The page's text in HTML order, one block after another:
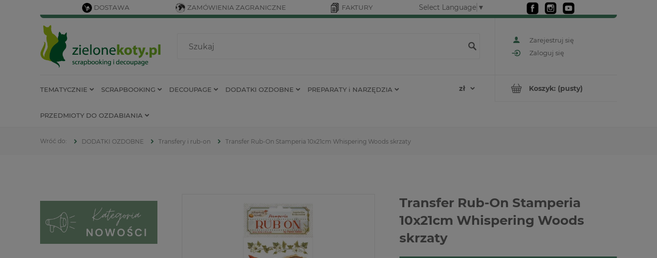
DOSTAWA ZAMÓWIENIA ZAGRANICZNE FAKTURY Select Language ▼
Zarejestruj się
Zaloguj się
Koszyk: (pusty)
TEMATYCZNIE SCRAPBOOKING DECOUPAGE DODATKI OZDOBNE PREPARATY i NARZĘDZIA
PRZEDMIOTY DO OZDABIANIA
DODATKI OZDOBNE Transfery i rub-on Transfer Rub-On Stamperia 10x21cm Whispering Woods skrzaty
Transfer Rub-On Stamperia
10x21cm Whispering Woods
skrzaty